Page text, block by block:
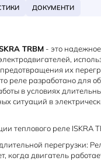
ДОКУМЕНТИ
TRBM - это
их
реле разработано для
в условиях
ситуаций в
теплового реле ISKRA
перегрузки:
когда двигатель